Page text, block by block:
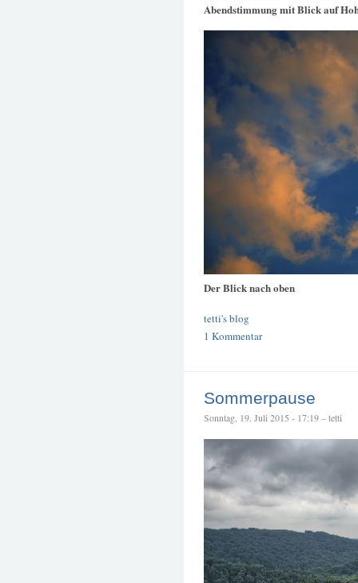
Abendstimmung mit Blick auf
Der Blick nach oben
tetti's blog
1 Kommentar
Sommerpause
Sonntag, 19. Juli 2015 - 17:19 – tetti